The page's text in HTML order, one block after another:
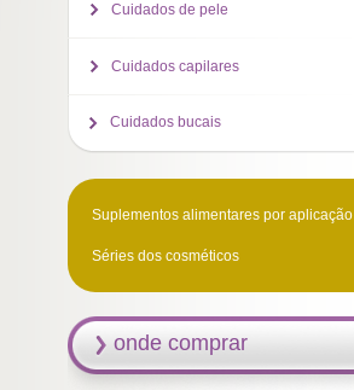
Cuidados de pele
Cuidados capilares
Cuidados bucais
Suplementos alimentares por aplicação
Séries dos cosméticos
onde comprar